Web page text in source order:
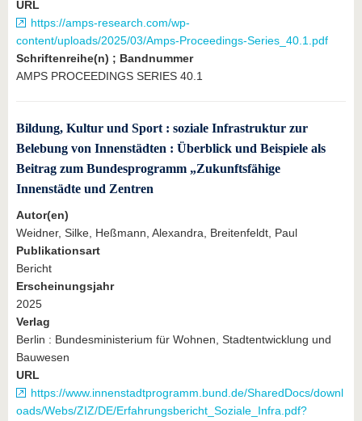
URL
https://amps-research.com/wp-
content/uploads/2025/03/Amps-Proceedings-Series_40.1.pdf
Schriftenreihe(n) ; Bandnummer
AMPS PROCEEDINGS SERIES 40.1
Bildung, Kultur und Sport : soziale Infrastruktur zur
Belebung von Innenstädten : Überblick und Beispiele als
Beitrag zum Bundesprogramm „Zukunftsfähige
Innenstädte und Zentren
Autor(en)
Weidner, Silke, Heßmann, Alexandra, Breitenfeldt, Paul
Publikationsart
Bericht
Erscheinungsjahr
2025
Verlag
Berlin : Bundesministerium für Wohnen, Stadtentwicklung und
Bauwesen
URL
https://www.innenstadtprogramm.bund.de/SharedDocs/downl
oads/Webs/ZIZ/DE/Erfahrungsbericht_Soziale_Infra.pdf?